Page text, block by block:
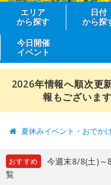
エリア
から探す
日付
から探
今日開催
イベント
2026年情報へ順次更
報もございま
夏休みイベント・おでか
おすすめ
今週末8/8(土)～
覧